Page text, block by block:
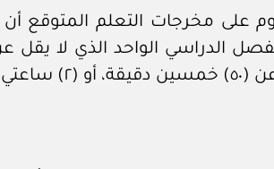
على مخرجات التعلم